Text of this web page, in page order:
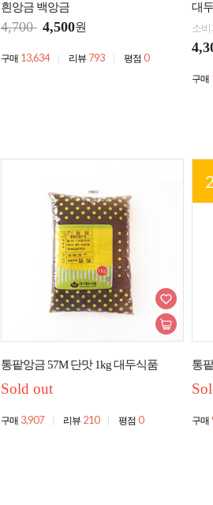
흰앙금 백앙금
4,700 4,500원
구매 13,634 리뷰 793 평점 0
대두
소비
구매
통팥앙금 57M 단맛 1kg 대두식품
Sold out
구매 3,907 리뷰 210 평점 0
2
통
구매